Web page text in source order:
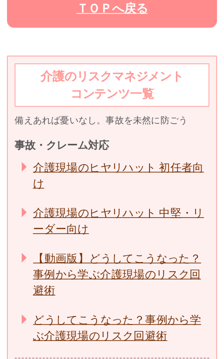
ＴＯＰへ戻る
介護のリスクマネジメント
コンテンツ一覧
備えあれば憂いなし。事故を未然に防ごう
事故・クレーム対応
介護現場のヒヤリハット 初任者向
け
介護現場のヒヤリハット 中堅・リ
ーダー向け
【動画版】どうしてこうなった？
事例から学ぶ介護現場のリスク回
避術
どうしてこうなった？事例から学
ぶ介護現場のリスク回避術